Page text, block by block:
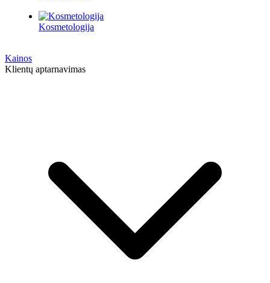
Kosmetologija
Kainos
Klientų aptarnavimas